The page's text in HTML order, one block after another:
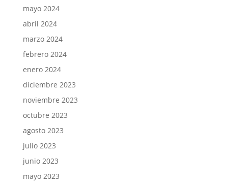
mayo 2024
abril 2024
marzo 2024
febrero 2024
enero 2024
diciembre 2023
noviembre 2023
octubre 2023
agosto 2023
julio 2023
junio 2023
mayo 2023